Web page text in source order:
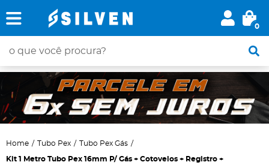
0
Home Tubo Pex Tubo Pex Gás
Kit 1 Metro Tubo Pex 16mm P/ Gás + Cotovelos + Registro +